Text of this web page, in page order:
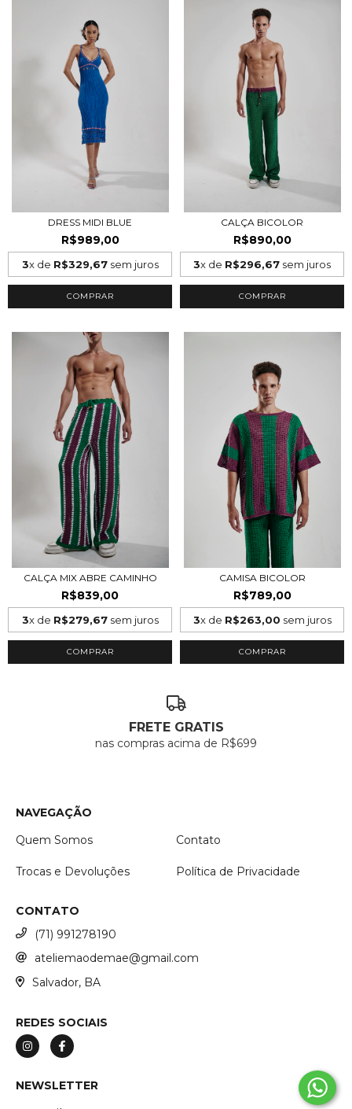
DRESS MIDI BLUE
R$989,00
3x de R$329,67sem juros
COMPRAR
CALÇA BICOLOR
R$890,00
3x de R$296,67 sem juros
COMPRAR
CALÇA MIX ABRE CAMINHO
R$839,00
3x de R$279,67sem juros
COMPRAR
CAMISA BICOLOR
R$789,00
3x de R$263,00 sem juros
COMPRAR
FRETE GRATIS
nas compras acima de R$699
NAVEGAÇÃO
Quem Somos
Contato
Trocas e Devoluções Política de Privacidade
CONTATO
(71) 991278190
ateliemaodemae@gmail.com
Salvador, BA
REDES SOCIAIS
NEWSLETTER